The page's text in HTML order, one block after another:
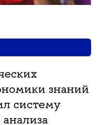
знаний
систему